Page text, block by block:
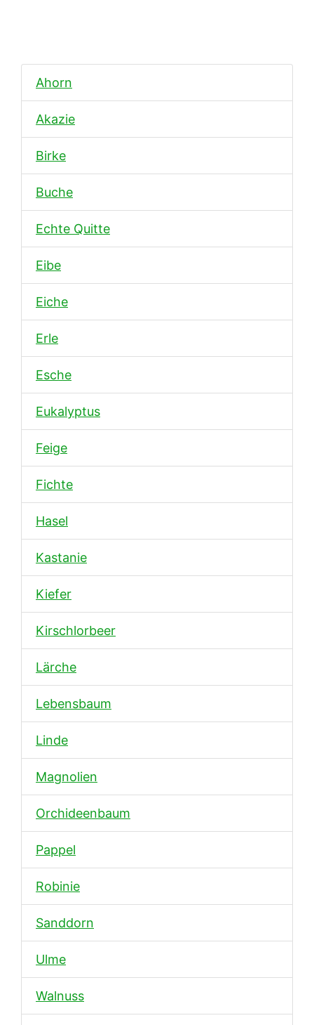
Ahorn
Akazie
Birke
Buche
Echte Quitte
Eibe
Eiche
Erle
Esche
Eukalyptus
Feige
Fichte
Hasel
Kastanie
Kiefer
Kirschlorbeer
Lärche
Lebensbaum
Linde
Magnolien
Orchideenbaum
Pappel
Robinie
Sanddorn
Ulme
Walnuss